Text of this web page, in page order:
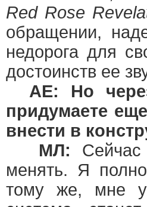
Red Rose
обращении,
недорога для
достоинств ее
АЕ: Но
придумаете
внести в
МЛ:
менять. Я
тому же, мне